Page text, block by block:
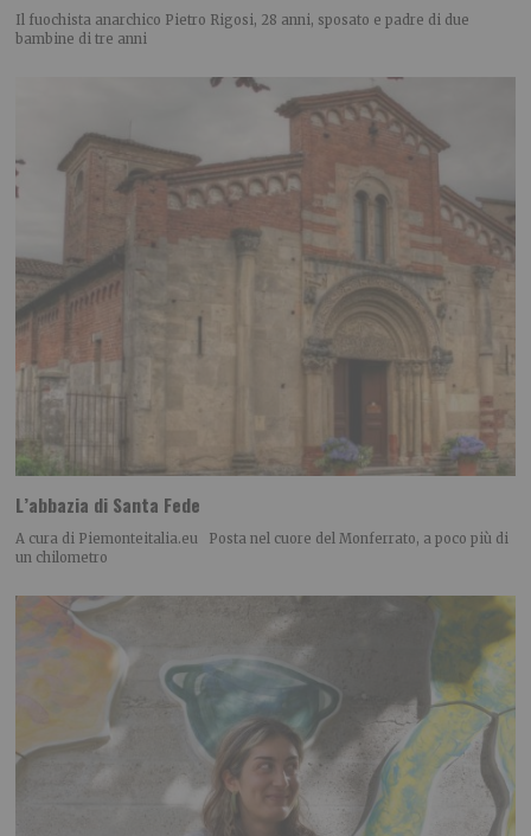
Il fuochista anarchico Pietro Rigosi, 28 anni, sposato e padre di due
bambine di tre anni
L’abbazia di Santa Fede
A cura di Piemonteitalia.eu Posta nel cuore del Monferrato, a poco più di
un chilometro